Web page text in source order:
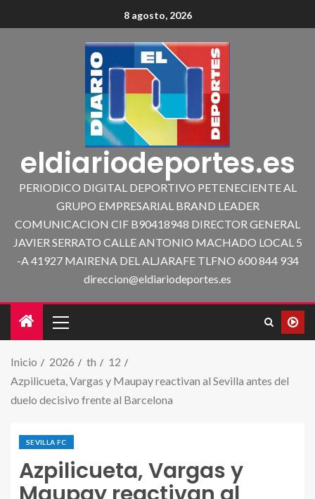
8 agosto, 2026
eldiariodeportes.es
PERIODICO DIGITAL DEPORTIVO PETENECIENTE AL
GRUPO EMPRESARIAL BRAND LEADER
COMUNICACION CIF B90418948 DIRECTOR GENERAL
JAVIER SERRATO CALLE ANTONIO MACHADO LOCAL 5
-A 41927 MAIRENA DEL ALJARAFE TLFNO 600 844 934
direccion@eldiariodeportes.es
Inicio 2026 th
12
Azpilicueta, Vargas y Maupay reactivan al Sevilla antes del
duelo decisivo frente al Barcelona
SEVILLA FC
Azpilicueta, Vargas y